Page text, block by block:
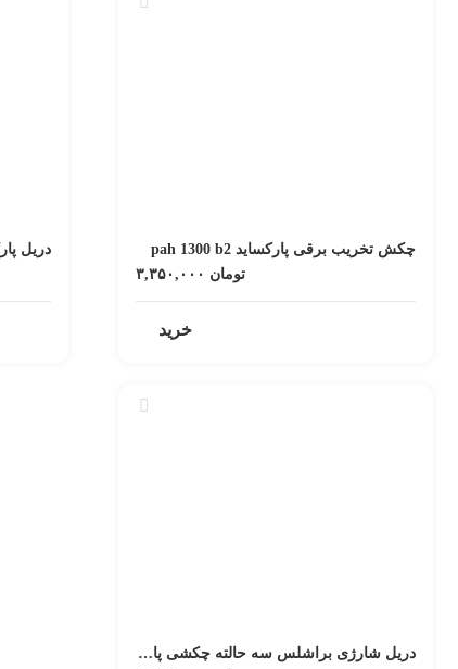
چکش تخریب برقی پارکساید pah 1300 b2
تومان
خرید
دریل شارژی براشلس سه حالته چکشی پارکساید آلمان psbsap 2-li b2